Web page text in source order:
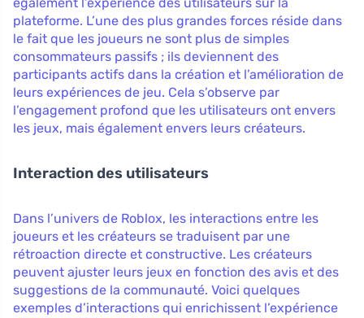
également l’expérience des utilisateurs sur la
plateforme. L’une des plus grandes forces réside dans
le fait que les joueurs ne sont plus de simples
consommateurs passifs ; ils deviennent des
participants actifs dans la création et l’amélioration de
leurs expériences de jeu. Cela s’observe par
l’engagement profond que les utilisateurs ont envers
les jeux, mais également envers leurs créateurs.
Interaction des utilisateurs
Dans l’univers de Roblox, les interactions entre les
joueurs et les créateurs se traduisent par une
rétroaction directe et constructive. Les créateurs
peuvent ajuster leurs jeux en fonction des avis et des
suggestions de la communauté. Voici quelques
exemples d’interactions qui enrichissent l’expérience